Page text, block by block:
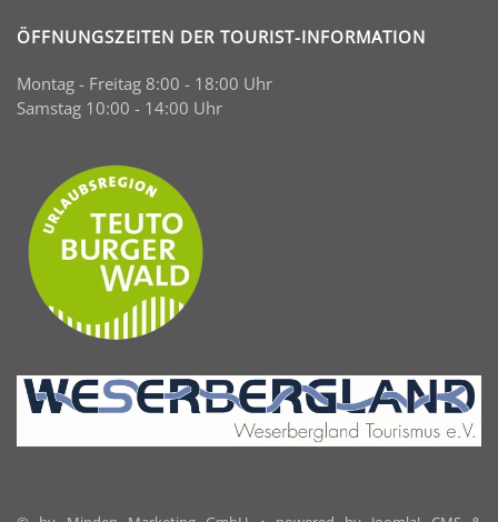
ÖFFNUNGSZEITEN DER TOURIST-INFORMATION
Montag - Freitag 8:00 - 18:00 Uhr
Samstag 10:00 - 14:00 Uhr